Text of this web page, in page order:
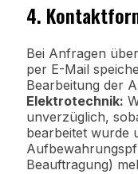
4.
Bei Anfragen
per E-Mail
Bearbeitung der
Elektrotechnik:
unverzüglich,
bearbeitet wurde
Beauftragung)